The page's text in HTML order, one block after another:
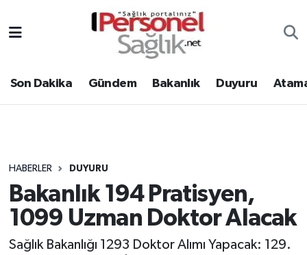
Son Dakika Gündem Bakanlık Duyuru
HABERLER DUYURU
Bakanlık 194 Pratisyen,
1099 Uzman Doktor Alacak
Sağlık Bakanlığı 1293 Doktor Alımı Yapacak: 129.
Gündem
Atamalar
Mevzuat
Nöbetçi Eczaneler
Hava Durumu
Tüm Manşetler
Son Dakika Haberleri